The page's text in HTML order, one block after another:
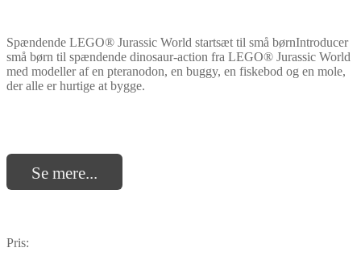
Spændende LEGO® Jurassic World startsæt til små børnIntroducer
små børn til spændende dinosaur-action fra LEGO® Jurassic World
med modeller af en pteranodon, en buggy, en fiskebod og en mole,
der alle er hurtige at bygge.
Se mere...
Pris: